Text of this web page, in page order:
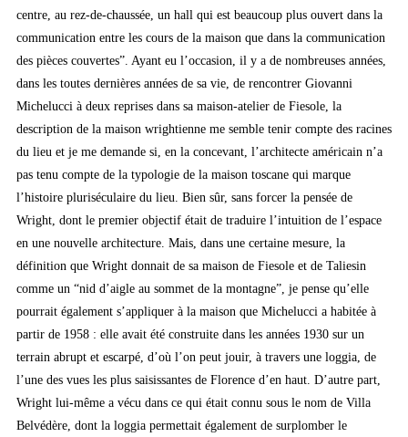
centre, au rez-de-chaussée, un hall qui est beaucoup plus ouvert dans la
communication entre les cours de la maison que dans la communication
des pièces couvertes”. Ayant eu l’occasion, il y a de nombreuses années,
dans les toutes dernières années de sa vie, de rencontrer Giovanni
Michelucci à deux reprises dans sa maison-atelier de Fiesole, la
description de la maison wrightienne me semble tenir compte des racines
du lieu et je me demande si, en la concevant, l’architecte américain n’a
pas tenu compte de la typologie de la maison toscane qui marque
l’histoire pluriséculaire du lieu. Bien sûr, sans forcer la pensée de
Wright, dont le premier objectif était de traduire l’intuition de l’espace
en une nouvelle architecture. Mais, dans une certaine mesure, la
définition que Wright donnait de sa maison de Fiesole et de Taliesin
comme un “nid d’aigle au sommet de la montagne”, je pense qu’elle
pourrait également s’appliquer à la maison que Michelucci a habitée à
partir de 1958 : elle avait été construite dans les années 1930 sur un
terrain abrupt et escarpé, d’où l’on peut jouir, à travers une loggia, de
l’une des vues les plus saisissantes de Florence d’en haut. D’autre part,
Wright lui-même a vécu dans ce qui était connu sous le nom de Villa
Belvédère, dont la loggia permettait également de surplomber le